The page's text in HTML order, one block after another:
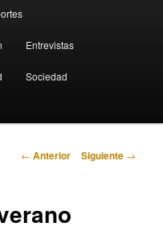
Entrevistas
Sociedad
Navegación
← Anterior Siguiente →